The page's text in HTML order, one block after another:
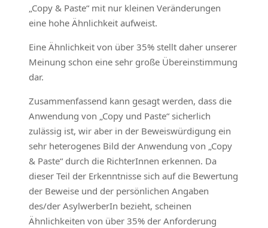
„Copy & Paste“ mit nur kleinen Veränderungen
eine hohe Ähnlichkeit aufweist.
Eine Ähnlichkeit von über 35% stellt daher unserer
Meinung schon eine sehr große Übereinstimmung
dar.
Zusammenfassend kann gesagt werden, dass die
Anwendung von „Copy und Paste“ sicherlich
zulässig ist, wir aber in der Beweiswürdigung ein
sehr heterogenes Bild der Anwendung von „Copy
& Paste“ durch die RichterInnen erkennen. Da
dieser Teil der Erkenntnisse sich auf die Bewertung
der Beweise und der persönlichen Angaben
des/der AsylwerberIn bezieht, scheinen
Ähnlichkeiten von über 35% der Anforderung